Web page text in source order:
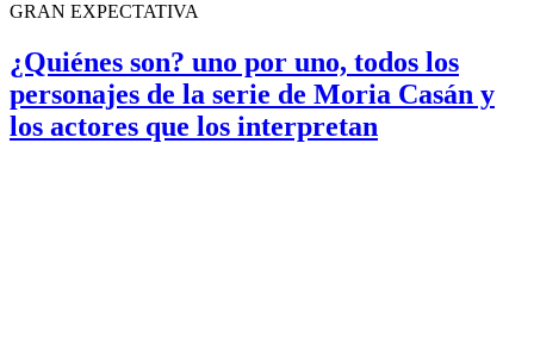
GRAN EXPECTATIVA
¿Quiénes son? uno por uno, todos los
personajes de la serie de Moria Casán y
los actores que los interpretan